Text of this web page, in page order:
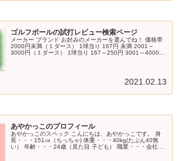
ゴルフボールの試打レビュー検索ページ
メーカー ブランド お好みのメーカーを選んでね！ 価格帯
2000円未満（１ダース） 1球当り 167円 未満 2001～
3000円（１ダース） 1球当り 167～250円 3001～4000円
2021.02.13
あやかっこのプロフィール
あやかっこのスペック こんにちは、あやかっこです。 身
長・・・151㎝（ちっちゃ) 体重・・・40kg(たぶん40無
い） 年齢・・・24歳（見た目 子ども） 職業・・・会社員